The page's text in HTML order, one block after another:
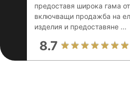
предоставя широка гама
включващи продажба на
изделия и предоставяне ...
8.7